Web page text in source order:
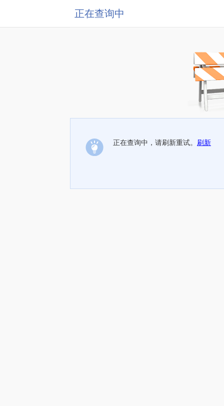
正在查询中
正在查询中，请刷新重试。 刷新